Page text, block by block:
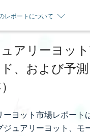
レポートについて
アリーヨッ
、および予
ーヨット市場レポート
ジュアリーヨット、モ